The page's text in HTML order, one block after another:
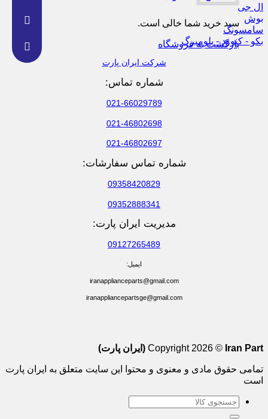
سبد خرید شما خالی است.
بازگشت به فروشگاه
ال جی
بوش
سامسونگ
بکو - کنوود - بلومبرگ
شرکت ایران پارت
شماره تماس:
021-66029789
021-46802698
021-46802697
شماره تماس سفارشات:
09358420829
09352888341
مدیریت ایران پارت:
09127265489
ایمیل:
iranapplianceparts@gmail.com
iranappliancepartsge@gmail.com
Copyright 2026 © Iran Part (ایران پارت)
تمامی حقوق مادی و معنوی و محتوا این سایت متعلق به ایران پارت
است
جستجو
برای: